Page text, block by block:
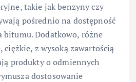
takie jak benzyny czy
pośrednio na dostępność
Dodatkowo, różne
ciężkie, z wysoką zawartością
produkty o odmiennych
dostosowanie